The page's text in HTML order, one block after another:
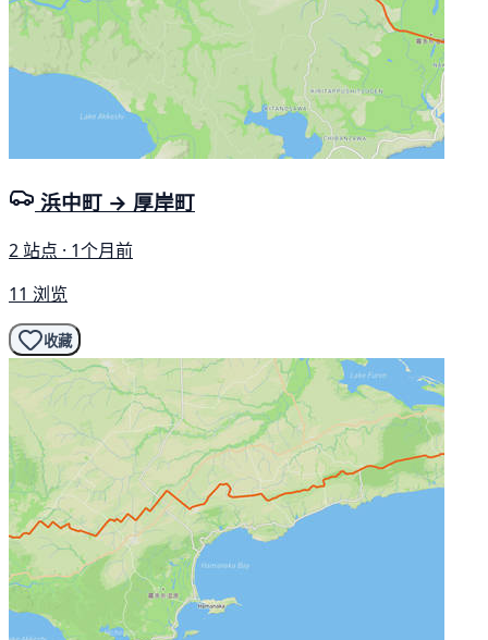
浜中町 → 厚岸町
2 站点 · 1个月前
11 浏览
收藏